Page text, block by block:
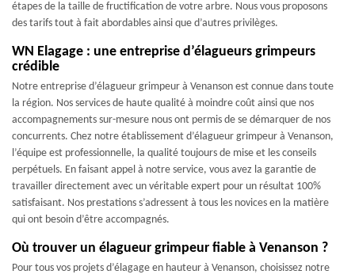
étapes de la taille de fructification de votre arbre. Nous vous proposons
des tarifs tout à fait abordables ainsi que d’autres privilèges.
WN Elagage : une entreprise d’élagueurs grimpeurs
crédible
Notre entreprise d’élagueur grimpeur à Venanson est connue dans toute
la région. Nos services de haute qualité à moindre coût ainsi que nos
accompagnements sur-mesure nous ont permis de se démarquer de nos
concurrents. Chez notre établissement d’élagueur grimpeur à Venanson,
l’équipe est professionnelle, la qualité toujours de mise et les conseils
perpétuels. En faisant appel à notre service, vous avez la garantie de
travailler directement avec un véritable expert pour un résultat 100%
satisfaisant. Nos prestations s’adressent à tous les novices en la matière
qui ont besoin d’être accompagnés.
Où trouver un élagueur grimpeur fiable à Venanson ?
Pour tous vos projets d’élagage en hauteur à Venanson, choisissez notre